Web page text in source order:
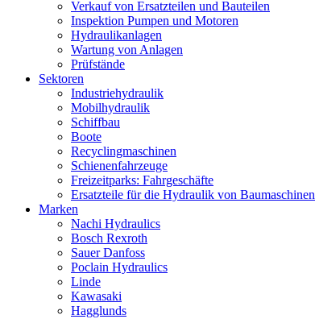
Verkauf von Ersatzteilen und Bauteilen
Inspektion Pumpen und Motoren
Hydraulikanlagen
Wartung von Anlagen
Prüfstände
Sektoren
Industriehydraulik
Mobilhydraulik
Schiffbau
Boote
Recyclingmaschinen
Schienenfahrzeuge
Freizeitparks: Fahrgeschäfte
Ersatzteile für die Hydraulik von Baumaschinen
Marken
Nachi Hydraulics
Bosch Rexroth
Sauer Danfoss
Poclain Hydraulics
Linde
Kawasaki
Hagglunds